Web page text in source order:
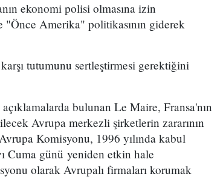
ekonomi polisi olmasına izin
Amerika" politikasının giderek
tutumunu sertleştirmesi gerektiğini
bulunan Le Maire, Fransa'nın
Avrupa merkezli şirketlerin zararının
Komisyonu, 1996 yılında kabul
Cuma günü yeniden etkin hale
olarak Avrupalı firmaları korumak